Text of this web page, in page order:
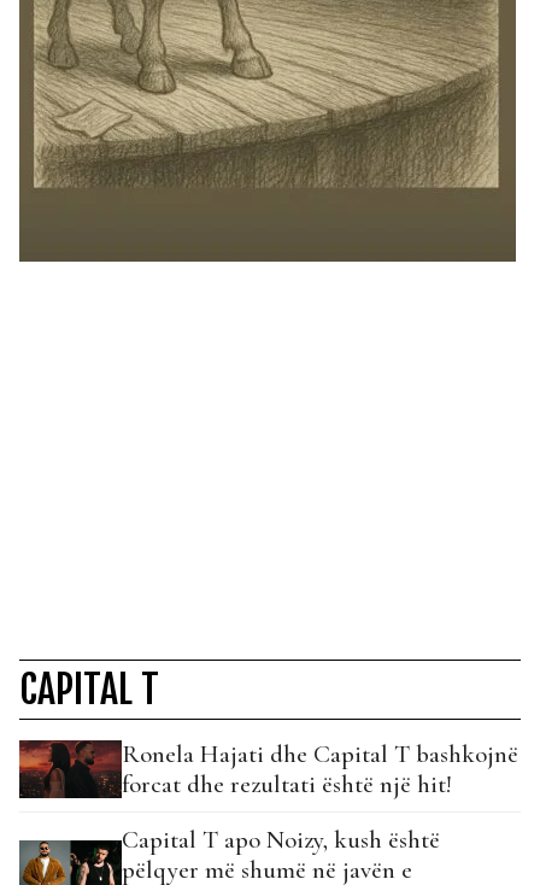
CAPITAL T
Ronela Hajati dhe Capital T bashkojnë
forcat dhe rezultati është një hit!
Capital T apo Noizy, kush është
pëlqyer më shumë në javën e